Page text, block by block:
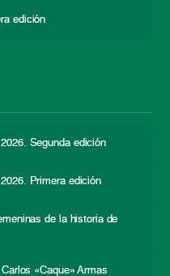
edición
Segunda edición
Primera edición
de la historia de
«Caque» Armas